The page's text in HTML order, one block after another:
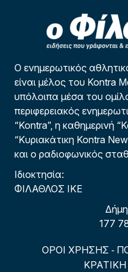
Ο ενημερωτικός
είναι μέλος του Kontra
υπόλοιπα μέσα του
περιφερειακός
“Kontra”, η καθημερινή
“Κυριακάτικη Kontra
και ο ραδιοφωνικός
Ιδιοκτησία:
ΦΙΛΑΘΛΟΣ ΙΚΕ
177
ΟΡΟΙ ΧΡΗΣΗΣ -